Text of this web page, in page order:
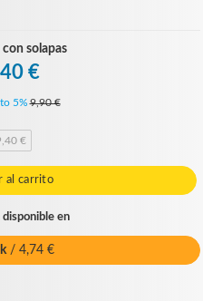
con solapas
€
5% 9,90 €
€
al carrito
disponible en
/ 4,74 €